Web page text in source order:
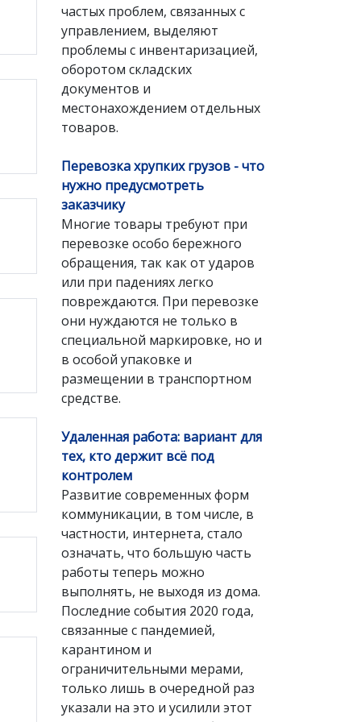
частых проблем, связанных с
управлением, выделяют
проблемы с инвентаризацией,
оборотом складских
документов и
местонахождением отдельных
товаров.
Перевозка хрупких грузов - что
нужно предусмотреть
заказчику
Многие товары требуют при
перевозке особо бережного
обращения, так как от ударов
или при падениях легко
повреждаются. При перевозке
они нуждаются не только в
специальной маркировке, но и
в особой упаковке и
размещении в транспортном
средстве.
Удаленная работа: вариант для
тех, кто держит всё под
контролем
Развитие современных форм
коммуникации, в том числе, в
частности, интернета, стало
означать, что большую часть
работы теперь можно
выполнять, не выходя из дома.
Последние события 2020 года,
связанные с пандемией,
карантином и
ограничительными мерами,
только лишь в очередной раз
указали на это и усилили этот